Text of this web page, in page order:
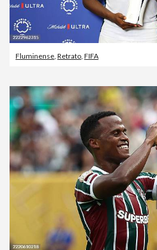
Fluminense, Retrato, FIFA